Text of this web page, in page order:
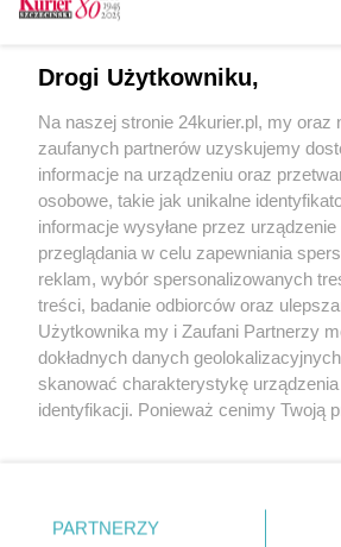
Zapamiętać?
Zaloguj
Zapomniałem hasła
Copyright © 2022 Kurier
Drogi Użytkowniku,
Na naszej stronie 24kurier.pl, my oraz
zaufanych partnerów uzyskujemy
informacje na urządzeniu oraz
osobowe, takie jak unikalne
informacje wysyłane przez
przeglądania w celu zapewniania
reklam, wybór spersonalizowanych
treści, badanie odbiorców oraz
Użytkownika my i Zaufani Partnerzy
dokładnych danych
skanować charakterystykę
identyfikacji. Ponieważ cenimy Twoją
prywatności znajdujący się w lewym
. Niektóre rodzaje przetwarzania
PARTNERZY